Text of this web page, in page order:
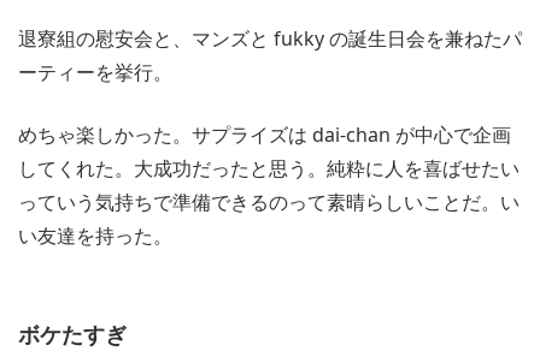
退寮組の慰安会と、マンズと fukky の誕生日会を兼ねたパ
ーティーを挙行。
めちゃ楽しかった。サプライズは dai-chan が中心で企画
してくれた。大成功だったと思う。純粋に人を喜ばせたい
っていう気持ちで準備できるのって素晴らしいことだ。い
い友達を持った。
ボケたすぎ